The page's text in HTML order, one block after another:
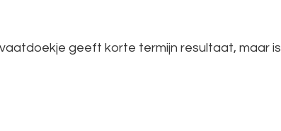
geeft korte termijn resultaat, maar is